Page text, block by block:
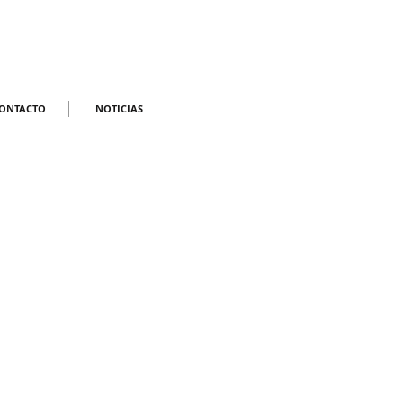
CONTACTO NOTICIAS
NOTICIAS